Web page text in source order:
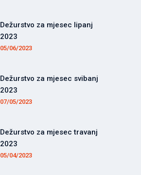
Dežurstvo za mjesec lipanj
2023
05/06/2023
Dežurstvo za mjesec svibanj
2023
07/05/2023
Dežurstvo za mjesec travanj
2023
05/04/2023